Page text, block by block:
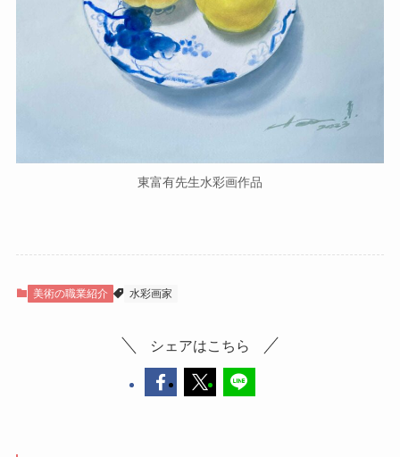
東富有先生水彩画作品
美術の職業紹介 水彩画家
シェアはこちら